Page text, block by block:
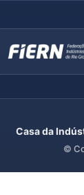
Casa da
©